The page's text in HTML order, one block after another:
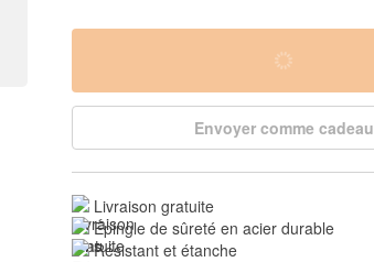
Envoyer comme cadeau
Livraison gratuite
Épingle de sûreté en acier durable
Résistant et étanche